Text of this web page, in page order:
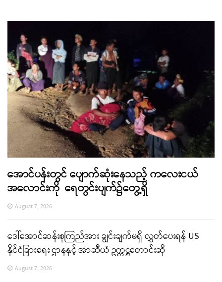
အောင်ပန်းတွင် ပျောက်ဆုံးနေသည့် ကလေးငယ်
အလောင်းကို ရေတွင်းပျက်၌တွေ့ရှိ
August 7, 2026
ဒေါ်အောင်ဆန်းစုကြည်အား ချွင်းချက်မရှိ လွှတ်ပေးရန် US
နိုင်ငံခြားရေး ဌာနနှင့် အာဆီယံ ဥက္ကဋ္ဌတောင်းဆို
August 7, 2026